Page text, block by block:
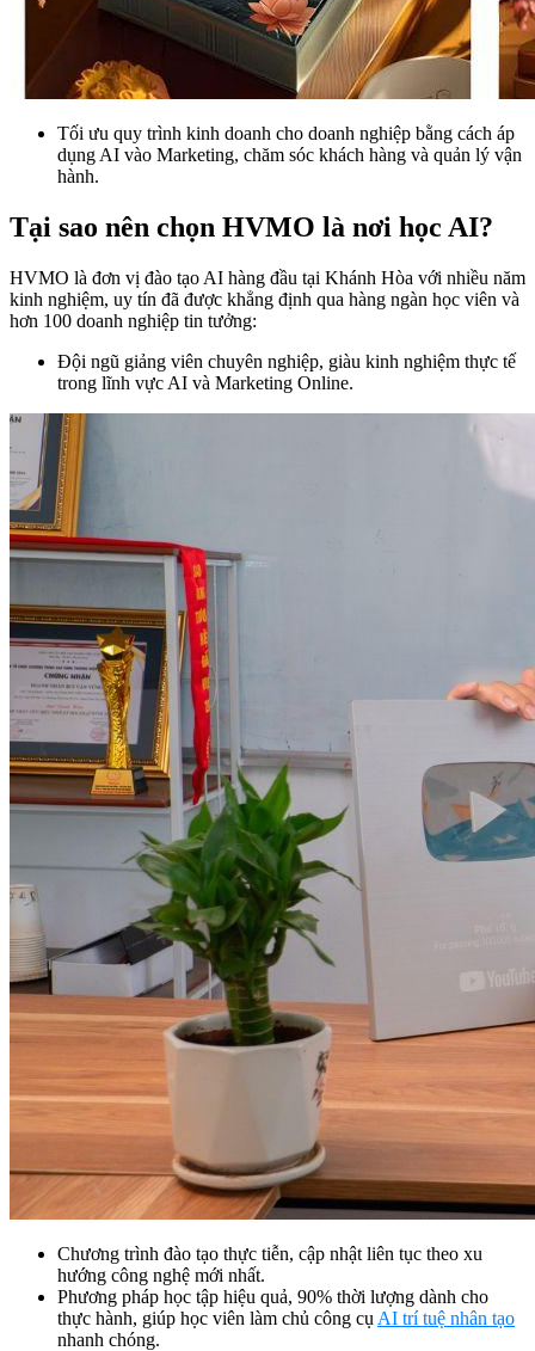
Tối ưu quy trình kinh doanh cho doanh nghiệp bằng cách áp
dụng AI vào Marketing, chăm sóc khách hàng và quản lý vận
hành.
Tại sao nên chọn HVMO là nơi học AI?
HVMO là đơn vị đào tạo AI hàng đầu tại Khánh Hòa với nhiều năm
kinh nghiệm, uy tín đã được khẳng định qua hàng ngàn học viên và
hơn 100 doanh nghiệp tin tưởng:
Đội ngũ giảng viên chuyên nghiệp, giàu kinh nghiệm thực tế
trong lĩnh vực AI và Marketing Online.
Chương trình đào tạo thực tiễn, cập nhật liên tục theo xu
hướng công nghệ mới nhất.
Phương pháp học tập hiệu quả, 90% thời lượng dành cho
thực hành, giúp học viên làm chủ công cụ AI trí tuệ nhân tạo
nhanh chóng.